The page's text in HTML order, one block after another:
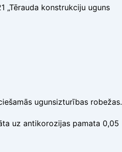
„Tērauda konstrukciju uguns
ugunsizturības robežas.
uz antikorozijas pamata 0,05